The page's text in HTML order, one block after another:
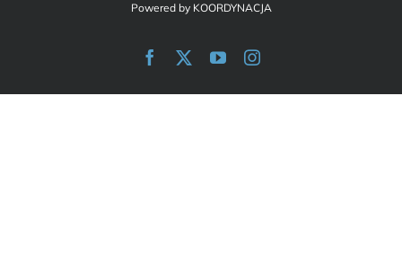
Powered by KOORDYNACJA
Facebook YouTubeInstagram